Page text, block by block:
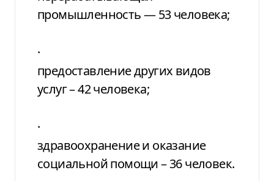
промышленность — 53 человека;
·
предоставление других видов
услуг – 42 человека;
·
здравоохранение и оказание
социальной помощи – 36 человек.